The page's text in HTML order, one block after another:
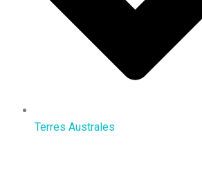
Terres Australes